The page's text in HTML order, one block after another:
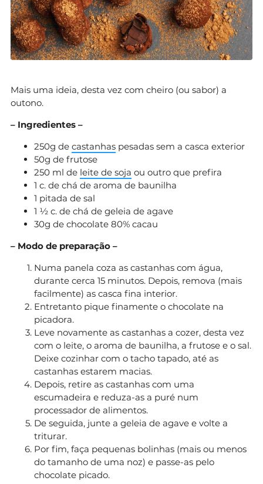
Mais uma ideia, desta vez com cheiro (ou sabor) a
outono.
– Ingredientes –
250g de castanhas pesadas sem a casca exterior
50g de frutose
250 ml de leite de soja ou outro que prefira
1 c. de chá de aroma de baunilha
1 pitada de sal
1 ½ c. de chá de geleia de agave
30g de chocolate 80% cacau
– Modo de preparação –
Numa panela coza as castanhas com água,
durante cerca 15 minutos. Depois, remova (mais
facilmente) as casca fina interior.
Entretanto pique finamente o chocolate na
picadora.
Leve novamente as castanhas a cozer, desta vez
com o leite, o aroma de baunilha, a frutose e o sal.
Deixe cozinhar com o tacho tapado, até as
castanhas estarem macias.
Depois, retire as castanhas com uma
escumadeira e reduza-as a puré num
processador de alimentos.
De seguida, junte a geleia de agave e volte a
triturar.
Por fim, faça pequenas bolinhas (mais ou menos
do tamanho de uma noz) e passe-as pelo
chocolate picado.